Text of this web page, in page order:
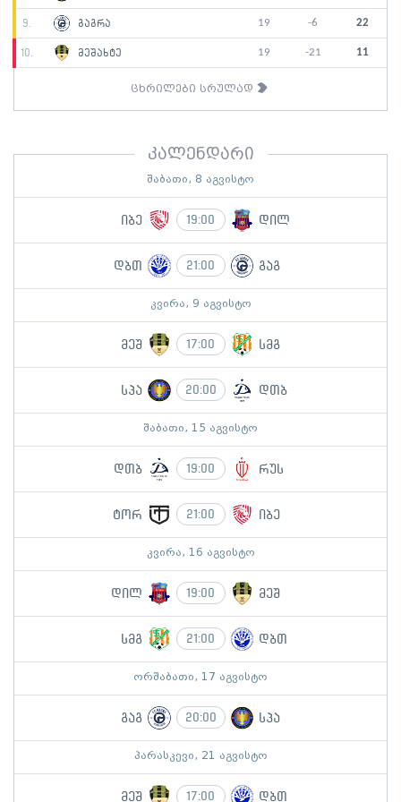
9. გაგრა 19 -6 22
10. მეშახტე 19 -21 11
ცხრილები სრულად
კალენდარი
შაბათი, 8 აგვისტო
იბე 19:00 დილ
დბთ 21:00 გაგ
კვირა, 9 აგვისტო
მეშ 17:00 სმგ
სპა 20:00 დთბ
შაბათი, 15 აგვისტო
დთბ 19:00 რუს
ტორ 21:00 იბე
კვირა, 16 აგვისტო
დილ 19:00 მეშ
სმგ 21:00 დბთ
ორშაბათი, 17 აგვისტო
გაგ 20:00 სპა
პარასკევი, 21 აგვისტო
მეშ 17:00 დბთ